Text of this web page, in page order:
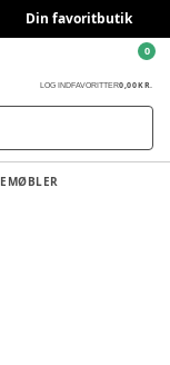
Din favoritbutik
LOG INDFAVORITTER0,00 KR.
0